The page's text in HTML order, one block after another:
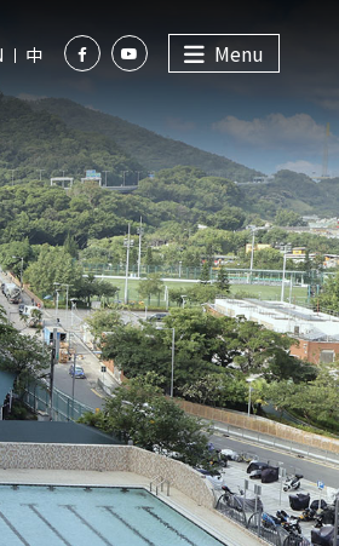
中 Menu